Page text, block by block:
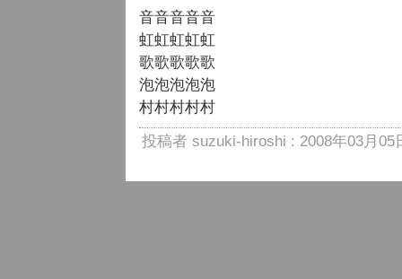
音音音音音
虹虹虹虹虹
歌歌歌歌歌
泡泡泡泡泡
村村村村村
投稿者 suzuki-hiroshi : 2008年03月05